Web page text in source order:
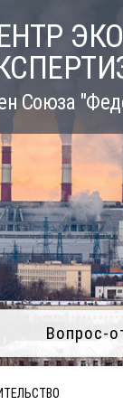
Союза
Вопрос-